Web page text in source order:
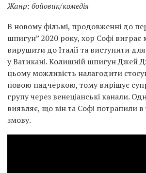
Жанр: бойовик/комедія
В новому фільмі, продовженні до
шпигун” 2020 року, хор Софі виграє
вирушити до Італії та виступити
у Ватикані. Колишній шпигун Джей
цьому можливість налагодити
новою падчеркою, тому вирішує
групу через венеціанські канали.
виявляє, що він та Софі потрапили
змову.